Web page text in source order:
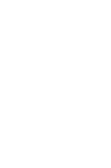
качество